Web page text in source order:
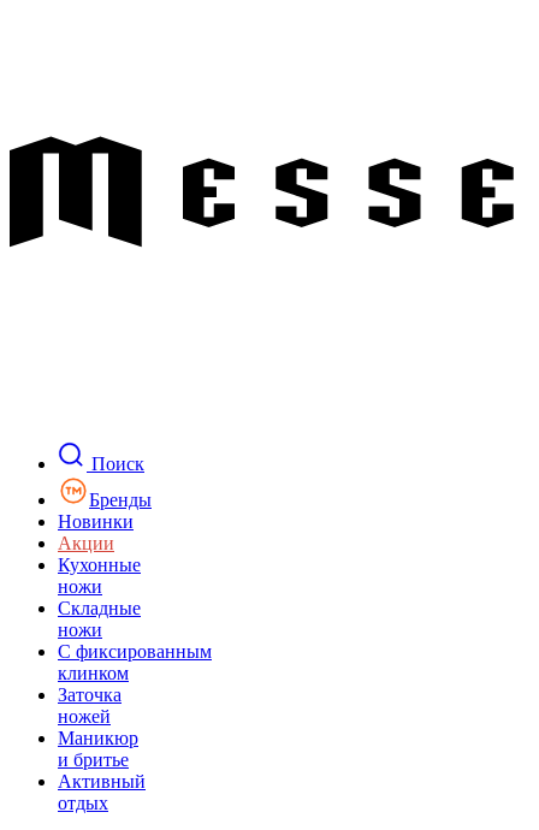
Поиск
Бренды
Новинки
Акции
Кухонные
ножи
Складные
ножи
C фиксированным
клинком
Заточка
ножей
Маникюр
и бритье
Активный
отдых